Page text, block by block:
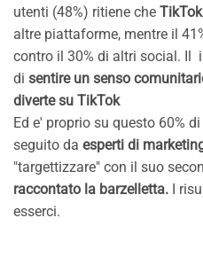
utenti (48%) ritiene che TikTok
altre piattaforme, mentre il
contro il 30% di altri social. Il
di sentire un senso
diverte su TikTok
Ed e' proprio su questo 60%
seguito da esperti di
"targettizzare" con il suo
raccontato la barzelletta. I
esserci.